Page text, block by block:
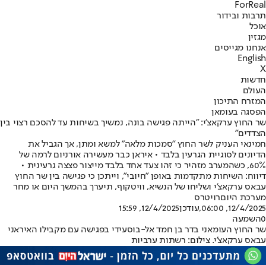
ForReal
תרבות ובידור
אוכל
מגזין
אנחנו מגייסים
English
X
חדשות
העולם
המזרח התיכון
הפסגה בעומאן
שר החוץ ערקאצ'י: "הייתה פגישה בונה, נמשיך בשיחות עד להסכם רצוי בין
הצדדים"
חמינאי העניק לשר החוץ "סמכות מלאה" למשא ומתן, אך הגביל את
הדיונים לסוגיית הגרעין בלבד • איראן כבר מעשירה אורניום לרמה של
60%, כשהמערב מזהיר כי זהו צעד אחד בלבד מייצור פצצה גרעינית •
דיווח: השיחות מתקדמות באופן "חיובי", וייתכן כי פגישה בין שר החוץ
עבאס ערקאצ'י ושליחו של הנשיא, וויטקוף, תיערך בהמשך היום או מחר
מערכת היוםרויטרס
12/4/2025, 06:00
,עודכן12/4/2025, 15:59
0השמעה
שר החוץ העומאני בדר בן חמד אל-בוסעידי בפגישה עם מקבילו האיראני
עבאס ערקאצ'י. צילום: רשתות ערביות